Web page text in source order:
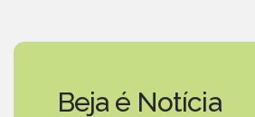
Beja é Notícia